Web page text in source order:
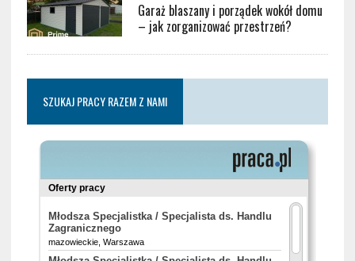
Garaż blaszany i porządek wokół domu
– jak zorganizować przestrzeń?
SZUKAJ PRACY RAZEM Z NAMI